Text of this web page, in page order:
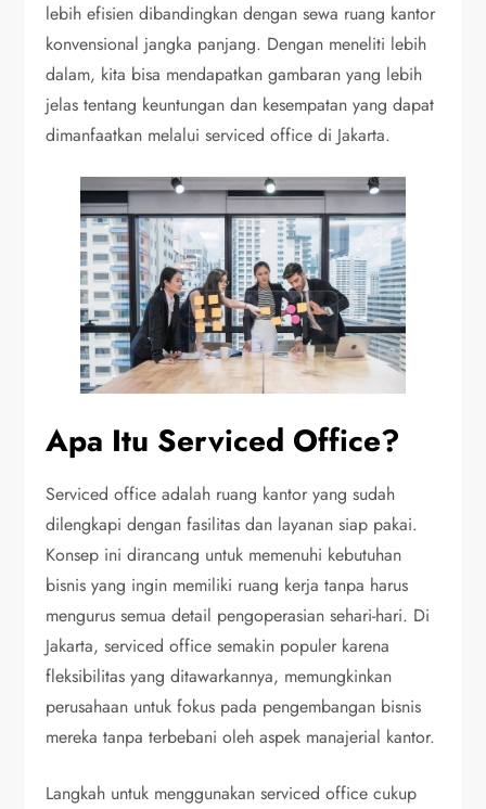
lebih efisien dibandingkan dengan sewa ruang kantor
konvensional jangka panjang. Dengan meneliti lebih
dalam, kita bisa mendapatkan gambaran yang lebih
jelas tentang keuntungan dan kesempatan yang dapat
dimanfaatkan melalui serviced office di Jakarta.
Apa Itu Serviced Office?
Serviced office adalah ruang kantor yang sudah
dilengkapi dengan fasilitas dan layanan siap pakai.
Konsep ini dirancang untuk memenuhi kebutuhan
bisnis yang ingin memiliki ruang kerja tanpa harus
mengurus semua detail pengoperasian sehari-hari. Di
Jakarta, serviced office semakin populer karena
fleksibilitas yang ditawarkannya, memungkinkan
perusahaan untuk fokus pada pengembangan bisnis
mereka tanpa terbebani oleh aspek manajerial kantor.
Langkah untuk menggunakan serviced office cukup